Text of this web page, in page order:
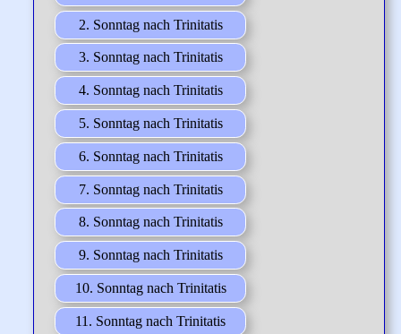
2. Sonntag nach Trinitatis
3. Sonntag nach Trinitatis
4. Sonntag nach Trinitatis
5. Sonntag nach Trinitatis
6. Sonntag nach Trinitatis
7. Sonntag nach Trinitatis
8. Sonntag nach Trinitatis
9. Sonntag nach Trinitatis
10. Sonntag nach Trinitatis
11. Sonntag nach Trinitatis